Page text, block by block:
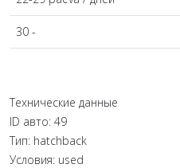
30 -
Технические данные
ID авто: 49
Тип: hatchback
Условия: used